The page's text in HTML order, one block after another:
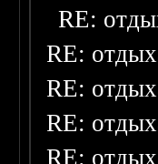
RE:
RE:
RE:
RE:
RE: